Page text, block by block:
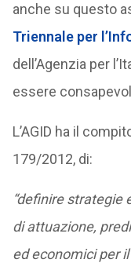
anche su questo
Triennale per
dell’Agenzia per
essere
L’AGID ha il
179/2012, di:
“definire strategie
di attuazione,
ed economici per